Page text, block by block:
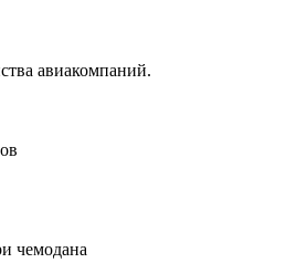
авиакомпаний.
чемодана